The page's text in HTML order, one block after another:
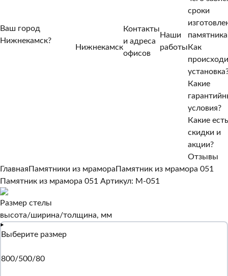
Ваш город
Нижнекамск?
Нижнекамск
Контакты
и адреса
офисов
Наши
работы
сроки
Как
Какие
условия?
Какие есть
скидки и
акции?
Отзывы
Главная Памятники из мрамора Памятник из мрамора 051
Памятник из мрамора 051 Артикул: M-051
Размер стелы
высота/ширина/толщина, мм
Выберите размер
800/500/80